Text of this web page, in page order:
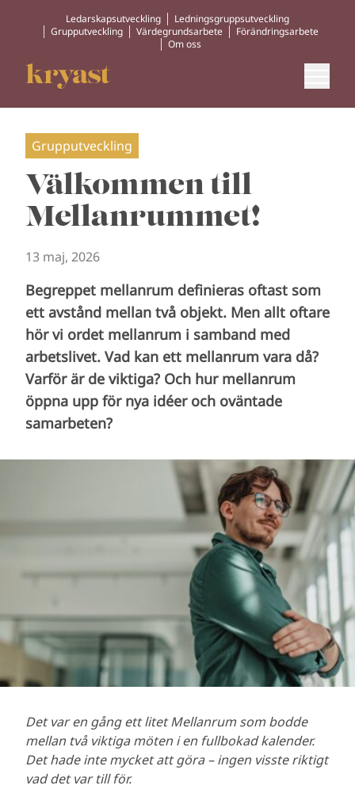
Ledarskapsutveckling
Ledningsgruppsutveckling
Grupputveckling
Värdegrundsarbete
Förändringsarbete
Om oss
Grupputveckling
Välkommen till
Mellanrummet!
13 maj, 2026
Begreppet mellanrum definieras oftast som
ett avstånd mellan två objekt. Men allt oftare
hör vi ordet mellanrum i samband med
arbetslivet. Vad kan ett mellanrum vara då?
Varför är de viktiga? Och hur mellanrum
öppna upp för nya idéer och oväntade
samarbeten?
Det var en gång ett litet Mellanrum som bodde
mellan två viktiga möten i en fullbokad kalender.
Det hade inte mycket att göra – ingen visste riktigt
vad det var till för.